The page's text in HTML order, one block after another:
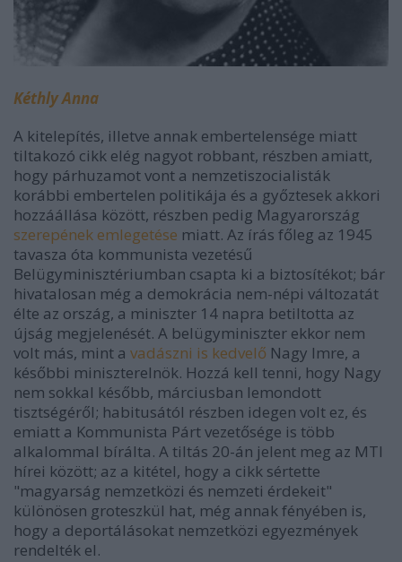
Kéthly Anna
A kitelepítés, illetve annak embertelensége miatt
tiltakozó cikk elég nagyot robbant, részben amiatt,
hogy párhuzamot vont a nemzetiszocialisták
korábbi embertelen politikája és a győztesek akkori
hozzáállása között, részben pedig Magyarország
szerepének emlegetése miatt. Az írás főleg az 1945
tavasza óta kommunista vezetésű
Belügyminisztériumban csapta ki a biztosítékot; bár
hivatalosan még a demokrácia nem-népi változatát
élte az ország, a miniszter 14 napra betiltotta az
újság megjelenését. A belügyminiszter ekkor nem
volt más, mint a vadászni is kedvelő Nagy Imre, a
későbbi miniszterelnök. Hozzá kell tenni, hogy Nagy
nem sokkal később, márciusban lemondott
tisztségéről; habitusától részben idegen volt ez, és
emiatt a Kommunista Párt vezetősége is több
alkalommal bírálta. A tiltás 20-án jelent meg az MTI
hírei között; az a kitétel, hogy a cikk sértette
"magyarság nemzetközi és nemzeti érdekeit"
különösen groteszkül hat, még annak fényében is,
hogy a deportálásokat nemzetközi egyezmények
rendelték el.